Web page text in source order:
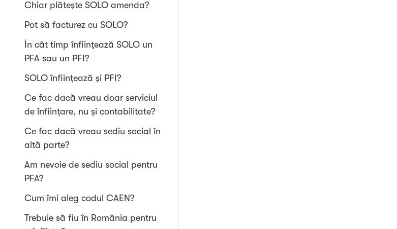
Chiar plătește SOLO amenda?
Pot să facturez cu SOLO?
În cât timp înființează SOLO un
PFA sau un PFI?
SOLO înființează și PFI?
Ce fac dacă vreau doar serviciul
de înființare, nu și contabilitate?
Ce fac dacă vreau sediu social în
altă parte?
Am nevoie de sediu social pentru
PFA?
Cum îmi aleg codul CAEN?
Trebuie să fiu în România pentru